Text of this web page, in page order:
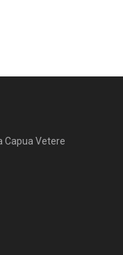
Capua Vetere